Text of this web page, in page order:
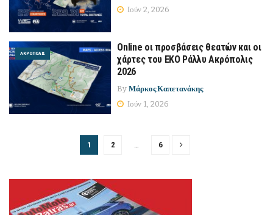
Ιούν 2, 2026
ΑΚΡΌΠΟΛΙΣ
Online οι προσβάσεις θεατών και οι
χάρτες του EKO Ράλλυ Ακρόπολις
2026
By Μάρκος Καπετανάκης
Ιούν 1, 2026
1 2 … 6